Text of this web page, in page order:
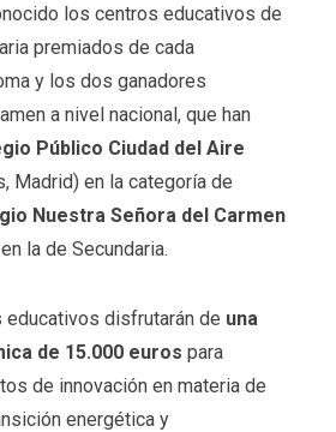
los centros educativos de
premiados de cada
y los dos ganadores
a nivel nacional, que han
Público Ciudad del Aire
Madrid) en la categoría de
Nuestra Señora del Carmen
la de Secundaria.
disfrutarán de una
de 15.000 euros para
de innovación en materia de
energética y